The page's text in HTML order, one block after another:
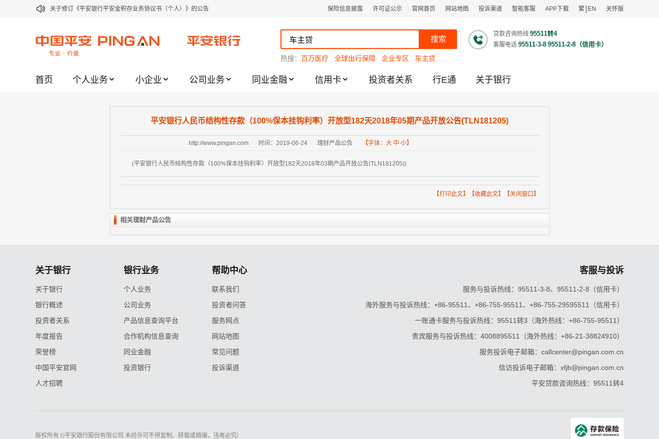
关于修订《平安银行平安金积存业务协议书（个人）》的公告
关于2021年劳动节期间代理贵金属业务风险提示的通知
关于加强代理贵金属业务风险防范的提示
关于进一步加强代理贵金属业务风险防范的提示
关于平安银行电子版信用卡更名为平安银行数字信用卡的公告
关于调整存量首套住房贷款利率的公告
保险信息披露 许可证公示 官网首页 网站地图 投诉渠道 智能客服 APP下载 繁 EN 关怀版
搜索
贷款咨询热线 95511转4
客服电话 95511-3-8 95511-2-8（信用卡）
热搜： 百万医疗 全球出行保障 企业专区 车主贷
首页 个人业务 小企业 公司业务 同业金融 信用卡 投资者关系 行E通 关于银行
平安银行人民币结构性存款（100%保本挂钩利率）开放型182天2018年05期产品开放公告(TLN181205)
http://www.pingan.com 时间：2019-06-24 理财产品公告 【字体： 大 中 小】
(平安银行人民币结构性存款（100%保本挂钩利率）开放型182天2018年03期产品开放公告(TLN181205))
【打印此文】【收藏此文】【关闭窗口】
相关理财产品公告
关于银行
关于银行
银行概述
投资者关系
年度报告
荣誉榜
中国平安官网
人才招聘
银行业务
个人业务
公司业务
产品信息查询平台
合作机构信息查询
同业金融
投资银行
帮助中心
联系我们
投资者问答
服务网点
网站地图
常见问题
投诉渠道
客服与投诉
服务与投诉热线：95511-3-8、95511-2-8（信用卡）
海外服务与投诉热线：+86-95511、+86-755-95511、+86-755-29595511（信用卡）
一账通卡服务与投诉热线：95511转3（海外热线：+86-755-95511）
贵宾服务与投诉热线：4008895511（海外热线：+86-21-38824910）
服务投诉电子邮箱：callcenter@pingan.com.cn
信访投诉电子邮箱：xfjb@pingan.com.cn
平安贷款咨询热线：95511转4
版权所有 ©平安银行股份有限公司 未经许可不得复制、转载或摘编，违者必究!